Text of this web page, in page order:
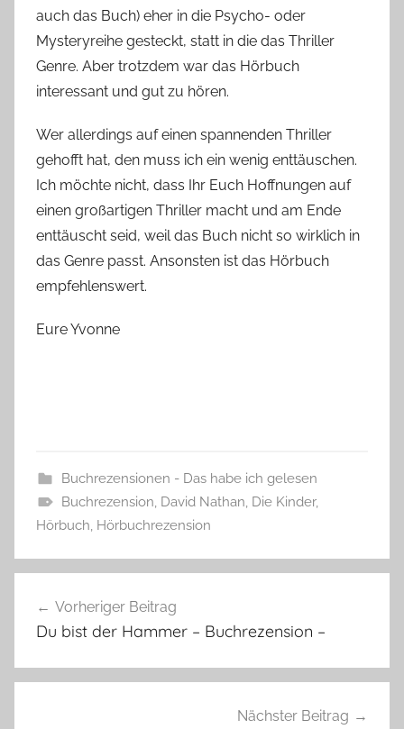
auch das Buch) eher in die Psycho- oder
Mysteryreihe gesteckt, statt in die das Thriller
Genre. Aber trotzdem war das Hörbuch
interessant und gut zu hören.
Wer allerdings auf einen spannenden Thriller
gehofft hat, den muss ich ein wenig enttäuschen.
Ich möchte nicht, dass Ihr Euch Hoffnungen auf
einen großartigen Thriller macht und am Ende
enttäuscht seid, weil das Buch nicht so wirklich in
das Genre passt. Ansonsten ist das Hörbuch
empfehlenswert.
Eure Yvonne
Buchrezensionen - Das habe ich gelesen
Buchrezension, David Nathan, Die Kinder,
Hörbuch, Hörbuchrezension
Vorheriger Beitrag
Du bist der Hammer – Buchrezension –
Nächster Beitrag